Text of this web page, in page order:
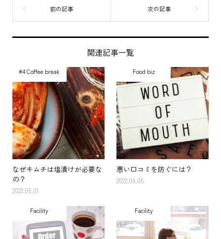
関連記事一覧
#4 Coffee break
なぜキムチは塩漬けが必要な
の？
2022.06.01
Food biz
悪い口コミを防ぐには？
2022.06.05
Facility Facility